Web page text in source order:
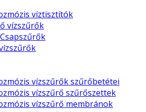
víztisztítók
vízszűrők
vízszűrők szűrőbetétei
vízszűrő szűrőszettek
vízszűrő membránok